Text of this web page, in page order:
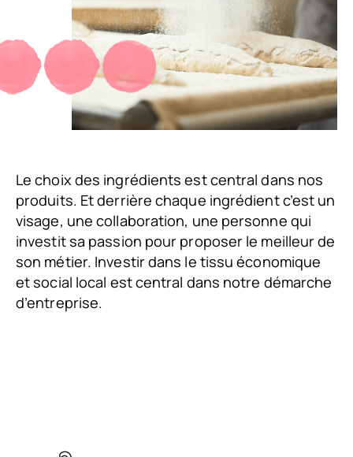
Le choix des ingrédients est central dans nos
produits. Et derrière chaque ingrédient c’est un
visage, une collaboration, une personne qui
investit sa passion pour proposer le meilleur de
son métier. Investir dans le tissu économique
et social local est central dans notre démarche
d’entreprise.